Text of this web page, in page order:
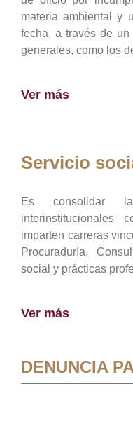
materia ambiental y
fecha, a través de
generales, como los
Ver más
Servicio
Es consolidar
interinstitucionales
imparten carreras
Procuraduría,
social y prácticas
Ver más
DENUNCIA